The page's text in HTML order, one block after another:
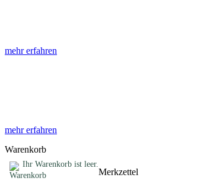
mehr erfahren
mehr erfahren
Warenkorb
Ihr Warenkorb ist leer.
Merkzettel